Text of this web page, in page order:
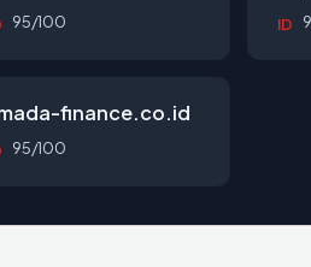
95/100 ID
finance.co.id
95/100